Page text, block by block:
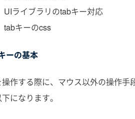
UIライブラリのtabキー対応
tabキーのcss
ーの基本
操作する際に、マウス以外の操作
になります。